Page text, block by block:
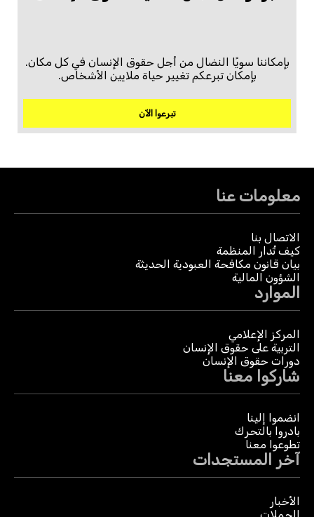
بإمكاننا سويًا النضال من أجل حقوق الإنسان في كل مكان.
بإمكان تبرعكم تغيير حياة ملايين الأشخاص.
تبرعوا الآن
معلومات عنا
الاتصال بنا
كيف تُدار المنظمة
بيان قانون مكافحة العبودية الحديثة
الشؤون المالية
الموارد
المركز الإعلامي
التربية على حقوق الإنسان
دورات حقوق الإنسان
شاركوا معنا
انضموا إلينا
بادروا بالتحرك
تطوعوا معنا
آخر المستجدات
الأخبار